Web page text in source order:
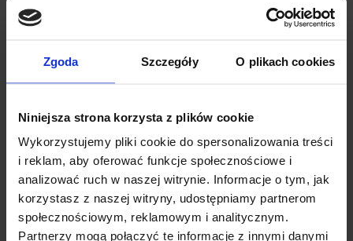
Zgoda Szczegóły O plikach cookies
Niniejsza strona korzysta z plików cookie
Wykorzystujemy pliki cookie do spersonalizowania treści
i reklam, aby oferować funkcje społecznościowe i
analizować ruch w naszej witrynie. Informacje o tym, jak
korzystasz z naszej witryny, udostępniamy partnerom
społecznościowym, reklamowym i analitycznym.
Partnerzy mogą połączyć te informacje z innymi danymi